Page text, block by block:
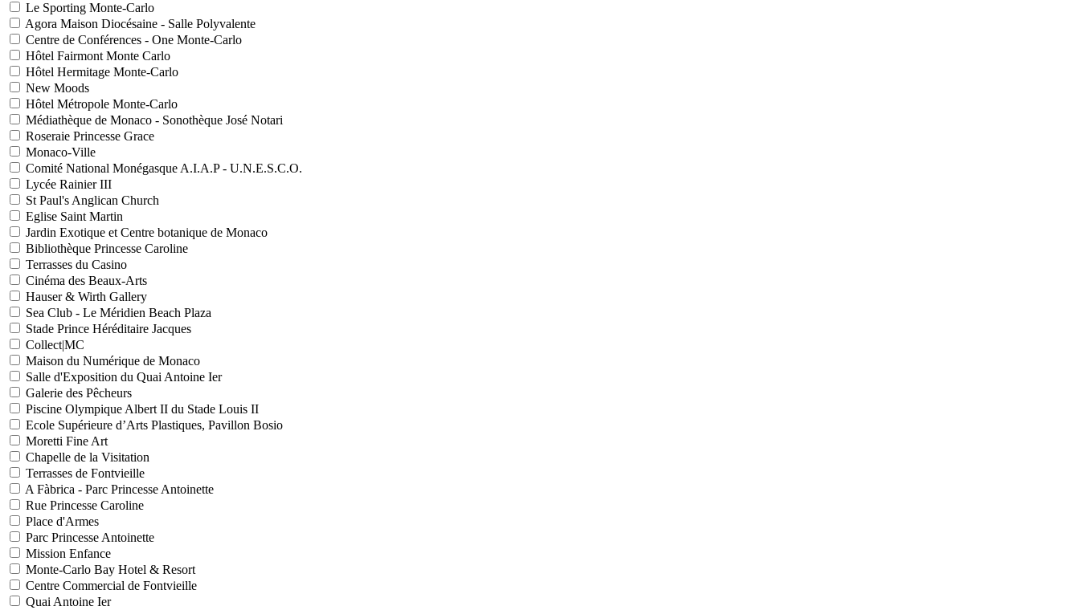
Le Sporting Monte-Carlo
Agora Maison Diocésaine - Salle Polyvalente
Centre de Conférences - One Monte-Carlo
Hôtel Fairmont Monte Carlo
Hôtel Hermitage Monte-Carlo
New Moods
Hôtel Métropole Monte-Carlo
Médiathèque de Monaco - Sonothèque José Notari
Roseraie Princesse Grace
Monaco-Ville
Comité National Monégasque A.I.A.P - U.N.E.S.C.O.
Lycée Rainier III
St Paul's Anglican Church
Eglise Saint Martin
Jardin Exotique et Centre botanique de Monaco
Bibliothèque Princesse Caroline
Terrasses du Casino
Cinéma des Beaux-Arts
Hauser & Wirth Gallery
Sea Club - Le Méridien Beach Plaza
Stade Prince Héréditaire Jacques
Collect|MC
Maison du Numérique de Monaco
Salle d'Exposition du Quai Antoine Ier
Galerie des Pêcheurs
Piscine Olympique Albert II du Stade Louis II
Ecole Supérieure d’Arts Plastiques, Pavillon Bosio
Moretti Fine Art
Chapelle de la Visitation
Terrasses de Fontvieille
A Fàbrica - Parc Princesse Antoinette
Rue Princesse Caroline
Place d'Armes
Parc Princesse Antoinette
Mission Enfance
Monte-Carlo Bay Hotel & Resort
Centre Commercial de Fontvieille
Quai Antoine Ier